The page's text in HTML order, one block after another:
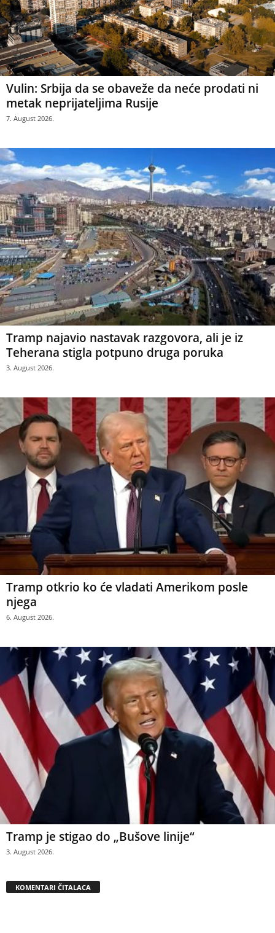
Vulin: Srbija da se obaveže da neće prodati ni
metak neprijateljima Rusije
7. August 2026.
Tramp najavio nastavak razgovora, ali je iz
Teherana stigla potpuno druga poruka
3. August 2026.
Tramp otkrio ko će vladati Amerikom posle
njega
6. August 2026.
Tramp je stigao do „Bušove linije“
3. August 2026.
KOMENTARI ČITALACA